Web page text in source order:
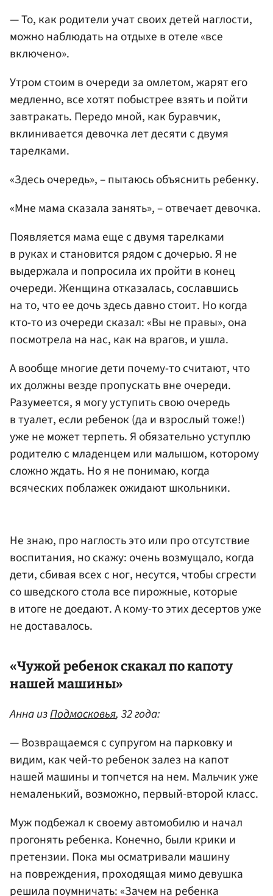
— То, как родители учат своих детей наглости,
можно наблюдать на отдыхе в отеле «все
включено».
Утром стоим в очереди за омлетом, жарят его
медленно, все хотят побыстрее взять и пойти
завтракать. Передо мной, как буравчик,
вклинивается девочка лет десяти с двумя
тарелками.
«Здесь очередь», – пытаюсь объяснить ребенку.
«Мне мама сказала занять», – отвечает девочка.
Появляется мама еще с двумя тарелками
в руках и становится рядом с дочерью. Я не
выдержала и попросила их пройти в конец
очереди. Женщина отказалась, сославшись
на то, что ее дочь здесь давно стоит. Но когда
кто-то из очереди сказал: «Вы не правы», она
посмотрела на нас, как на врагов, и ушла.
А вообще многие дети почему-то считают, что
их должны везде пропускать вне очереди.
Разумеется, я могу уступить свою очередь
в туалет, если ребенок (да и взрослый тоже!)
уже не может терпеть. Я обязательно уступлю
родителю с младенцем или малышом, которому
сложно ждать. Но я не понимаю, когда
всяческих поблажек ожидают школьники.
Не знаю, про наглость это или про отсутствие
воспитания, но скажу: очень возмущало, когда
дети, сбивая всех с ног, несутся, чтобы сгрести
со шведского стола все пирожные, которые
в итоге не доедают. А кому-то этих десертов уже
не доставалось.
«Чужой ребенок скакал по капоту
нашей машины»
Анна изПодмосковья, 32 года:
— Возвращаемся с супругом на парковку и
видим, как чей-то ребенок залез на капот
нашей машины и топчется на нем. Мальчик уже
немаленький, возможно, первый-второй класс.
Муж подбежал к своему автомобилю и начал
прогонять ребенка. Конечно, были крики и
претензии. Пока мы осматривали машину
на повреждения, проходящая мимо девушка
решила поумничать: «Зачем на ребенка